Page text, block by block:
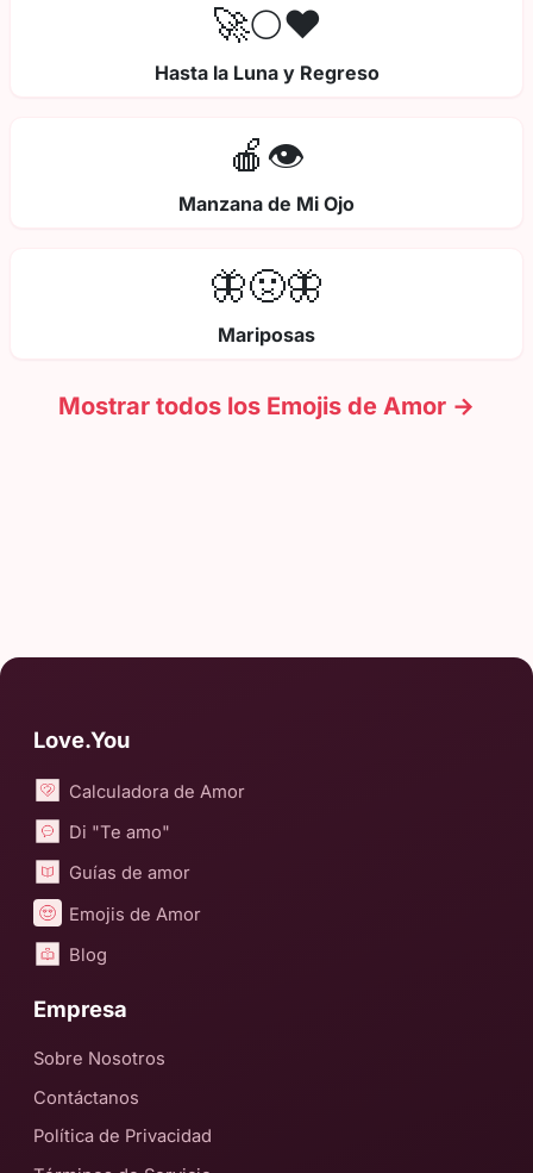
🚀🌕❤️
Hasta la Luna y Regreso
🍎👁️
Manzana de Mi Ojo
🦋🤢🦋
Mariposas
Mostrar todos los Emojis de Amor →
Love.You
Calculadora de Amor
Di "Te amo"
Guías de amor
Emojis de Amor
Blog
Empresa
Sobre Nosotros
Contáctanos
Política de Privacidad